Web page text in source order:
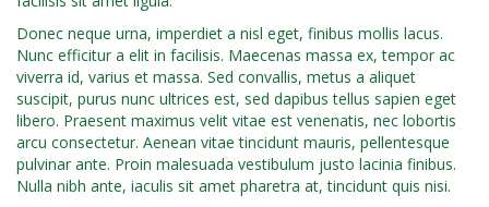
Donec neque urna, imperdiet a nisl eget, finibus mollis lacus.
Nunc efficitur a elit in facilisis. Maecenas massa ex, tempor ac
viverra id, varius et massa. Sed convallis, metus a aliquet
suscipit, purus nunc ultrices est, sed dapibus tellus sapien eget
libero. Praesent maximus velit vitae est venenatis, nec lobortis
arcu consectetur. Aenean vitae tincidunt mauris, pellentesque
pulvinar ante. Proin malesuada vestibulum justo lacinia finibus.
Nulla nibh ante, iaculis sit amet pharetra at, tincidunt quis nisi.